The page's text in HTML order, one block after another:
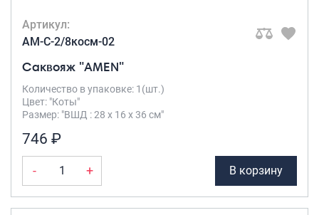
Планшеты
Аксессуары
Чехлы для чемоданов
Артикул:
AM-C-2/8косм-02
Саквояж "AMEN"
Количество в упаковке: 1(шт.)
Цвет: "Коты"
Размер: "ВШД : 28 х 16 х 36 см"
746 ₽
- + В корзину